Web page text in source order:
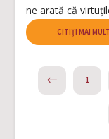
ne arată că
CITIȚI MAI MULT
PREVIOUS1